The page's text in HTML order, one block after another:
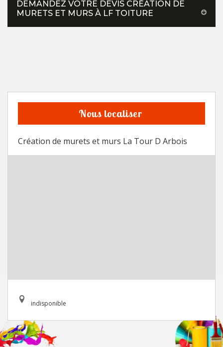
DEMANDEZ VOTRE DEVIS CRÉATION DE
MURETS ET MURS À LF TOITURE
Nous localiser
Création de murets et murs La Tour D Arbois
indisponible